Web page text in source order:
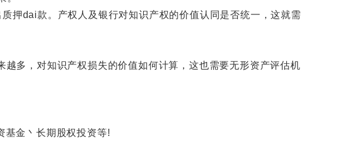
dai款。产权人及银行对知识产权的价值认同是否统一，这就需
多，对知识产权损失的价值如何计算，这也需要无形资产评估机
金丶长期股权投资等!